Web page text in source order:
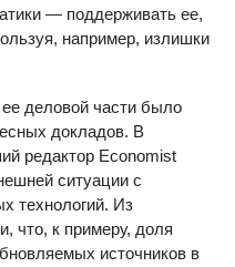
— поддерживать еe,
например, излишки
деловой части было
докладов. В
редактор Economist
ситуации с
технологий. Из
что, к примеру, доля
источников в